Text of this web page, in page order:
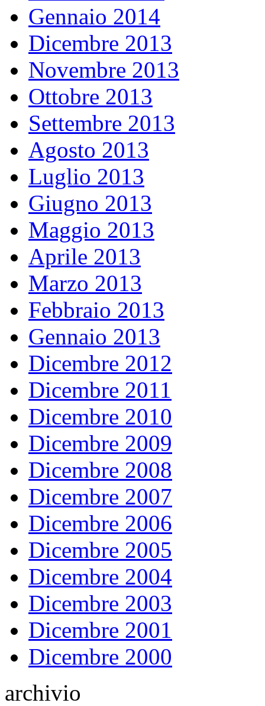
Gennaio 2014
Dicembre 2013
Novembre 2013
Ottobre 2013
Settembre 2013
Agosto 2013
Luglio 2013
Giugno 2013
Maggio 2013
Aprile 2013
Marzo 2013
Febbraio 2013
Gennaio 2013
Dicembre 2012
Dicembre 2011
Dicembre 2010
Dicembre 2009
Dicembre 2008
Dicembre 2007
Dicembre 2006
Dicembre 2005
Dicembre 2004
Dicembre 2003
Dicembre 2001
Dicembre 2000
archivio